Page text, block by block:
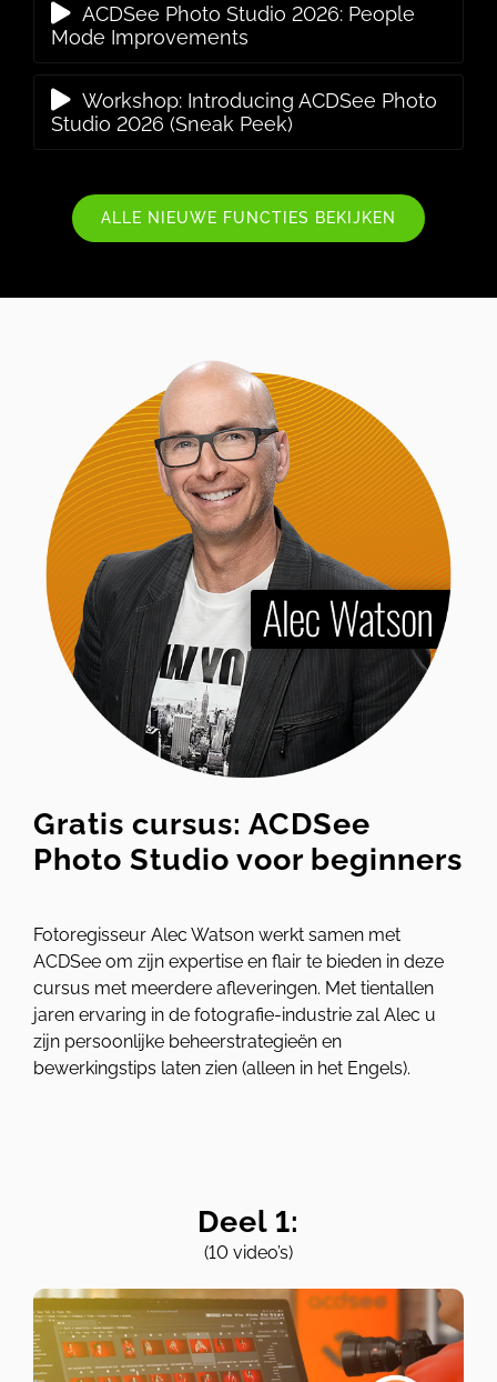
ACDSee Photo Studio 2026: People
Mode Improvements
Workshop: Introducing ACDSee Photo
Studio 2026 (Sneak Peek)
ALLE NIEUWE FUNCTIES BEKIJKEN
Gratis cursus: ACDSee
Photo Studio voor beginners
Fotoregisseur Alec Watson werkt samen met
ACDSee om zijn expertise en flair te bieden in deze
cursus met meerdere afleveringen. Met tientallen
jaren ervaring in de fotografie-industrie zal Alec u
zijn persoonlijke beheerstrategieën en
bewerkingstips laten zien (alleen in het Engels).
Deel 1:
(10 video’s)